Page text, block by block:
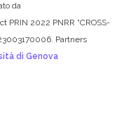
da
PRIN 2022 PNRR “CROSS-
Partners
di Genova